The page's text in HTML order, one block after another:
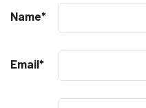
Name*
Email*